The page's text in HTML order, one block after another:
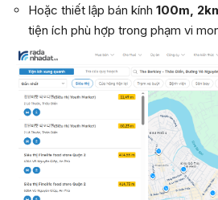
Hoặc thiết lập bán kính 100m,
tiện ích phù hợp trong phạm vi